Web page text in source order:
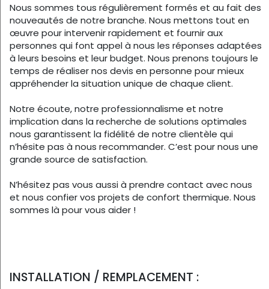
Nous sommes tous régulièrement formés et au fait des
nouveautés de notre branche. Nous mettons tout en
œuvre pour intervenir rapidement et fournir aux
personnes qui font appel à nous les réponses adaptées
à leurs besoins et leur budget. Nous prenons toujours le
temps de réaliser nos devis en personne pour mieux
appréhender la situation unique de chaque client.
Notre écoute, notre professionnalisme et notre
implication dans la recherche de solutions optimales
nous garantissent la fidélité de notre clientèle qui
n’hésite pas à nous recommander. C’est pour nous une
grande source de satisfaction.
N’hésitez pas vous aussi à prendre contact avec nous
et nous confier vos projets de confort thermique. Nous
sommes là pour vous aider !
INSTALLATION / REMPLACEMENT :